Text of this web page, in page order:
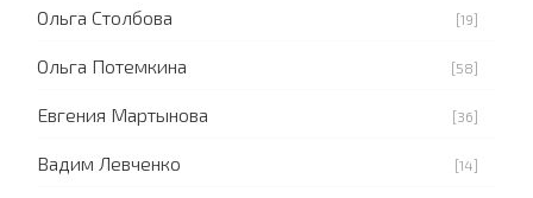
Ольга Столбова [19]
Ольга Потемкина [58]
Евгения Мартынова [36]
Вадим Левченко [14]